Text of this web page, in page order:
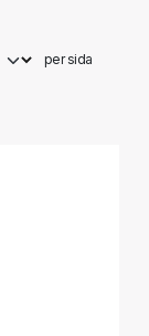
per sida